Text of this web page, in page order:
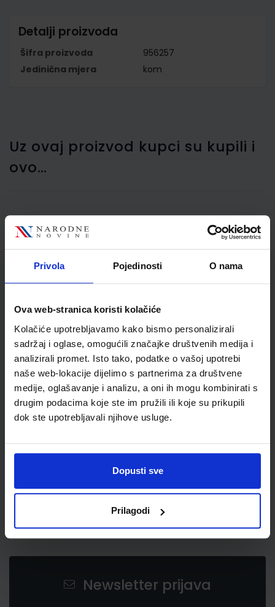
Privola Pojedinosti O nama
Ova web-stranica koristi kolačiće
Kolačiće upotrebljavamo kako bismo personalizirali
sadržaj i oglase, omogućili značajke društvenih medija i
analizirali promet. Isto tako, podatke o vašoj upotrebi
naše web-lokacije dijelimo s partnerima za društvene
medije, oglašavanje i analizu, a oni ih mogu kombinirati s
drugim podacima koje ste im pružili ili koje su prikupili
dok ste upotrebljavali njihove usluge.
Dopusti sve
Prilagodi
Detalji proizvoda
Šifra proizvoda
956257
Jedinična mjera
kom
Uz ovaj proizvod kupci su kupili i
ovo…
Trokut Maped, 21/45,
MAP146123
0,59 €
Newsletter prijava